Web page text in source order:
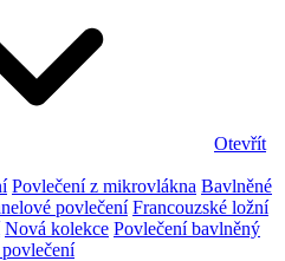
Otevřít
Povlečení z mikrovlákna Bavlněné
povlečení Francouzské ložní
Nová kolekce Povlečení bavlněný